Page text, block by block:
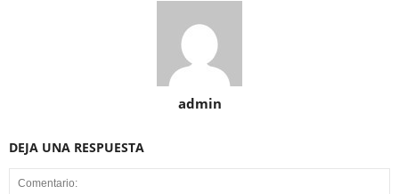
admin
DEJA UNA RESPUESTA